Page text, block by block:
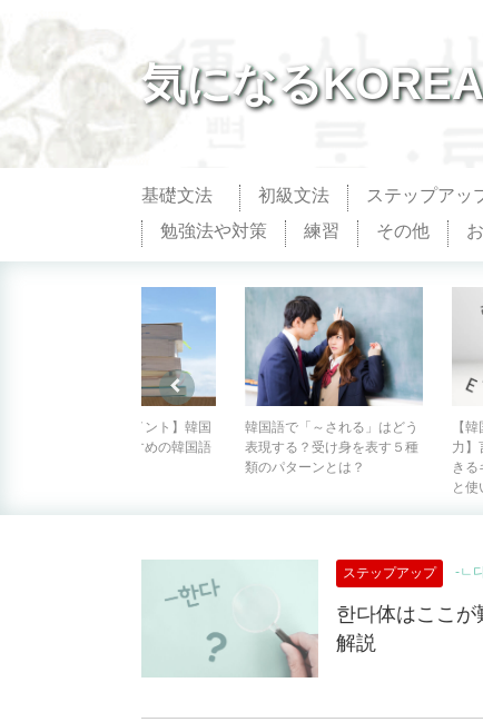
気になる
基礎文法 初級文法 ステップアッ
勉強法や対策
練習 その他
【辞書選びのポイント】韓国
語初心者におすすめの韓国語
韓国語で「～される」はどう
表現する？受け身を表す５種
類のパターンとは？
【
力】
きる
と使
ステップアップ -ㄴ
한다体はここ
解説